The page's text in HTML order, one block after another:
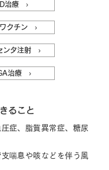
治療 ›
ワクチン ›
ンタ注射 ›
治療 ›
ること
症、脂質異常症、糖尿
喘息や咳などを伴う風